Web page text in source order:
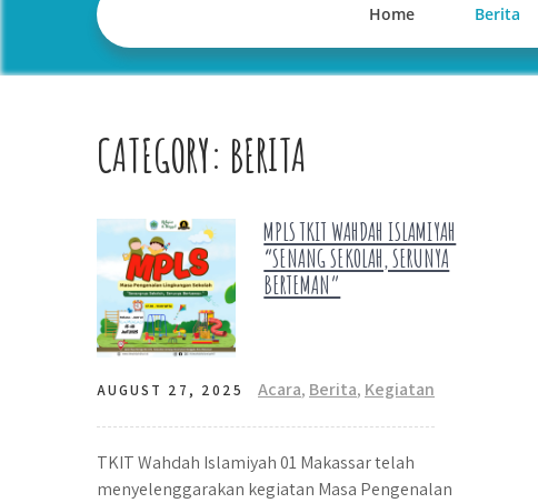
Home Berita
CATEGORY: BERITA
MPLS TKIT WAHDAH ISLAMIYAH
“SENANG SEKOLAH, SERUNYA
BERTEMAN”
AUGUST 27, 2025 Acara, Berita, Kegiatan
TKIT Wahdah Islamiyah 01 Makassar telah
menyelenggarakan kegiatan Masa Pengenalan